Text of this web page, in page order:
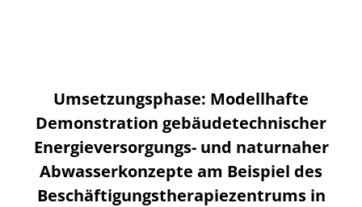
Umsetzungsphase: Modellhafte
Demonstration gebäudetechnischer
Energieversorgungs- und naturnaher
Abwasserkonzepte am Beispiel des
Beschäftigungstherapiezentrums in